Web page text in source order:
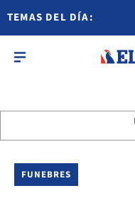
TEMAS DEL DÍA:
FUNEBRES